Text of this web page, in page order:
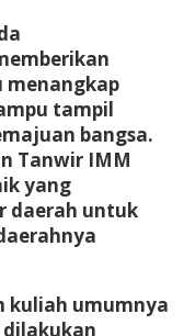
menangkap
tampil
bangsa.
Tanwir IMM
yang
daerah untuk
kuliah umumnya
dilakukan